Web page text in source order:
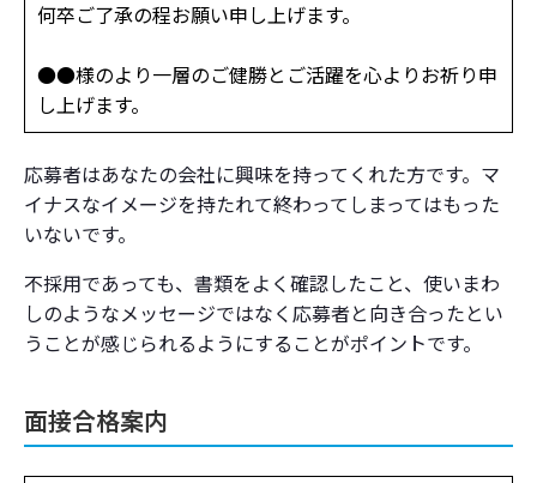
何卒ご了承の程お願い申し上げます。
●●様のより一層のご健勝とご活躍を心よりお祈り申
し上げます。
応募者はあなたの会社に興味を持ってくれた方です。マ
イナスなイメージを持たれて終わってしまってはもった
いないです。
不採用であっても、書類をよく確認したこと、使いまわ
しのようなメッセージではなく応募者と向き合ったとい
うことが感じられるようにすることがポイントです。
面接合格案内